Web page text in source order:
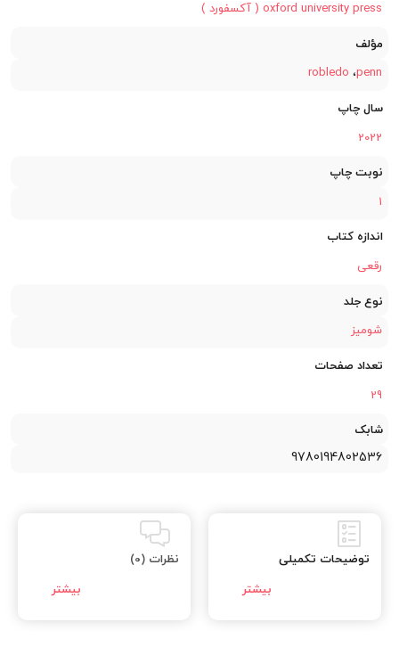
oxford university press ( آکسفورد )
مؤلف
penn، robledo
سال چاپ
2022
نوبت چاپ
1
اندازه کتاب
رقعی
نوع جلد
شومیز
تعداد صفحات
29
شابک
9780194802536
توضیحات تکمیلی نظرات (0)